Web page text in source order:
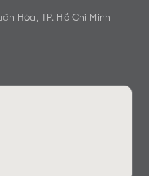
Hòa, TP. Hồ Chí Minh